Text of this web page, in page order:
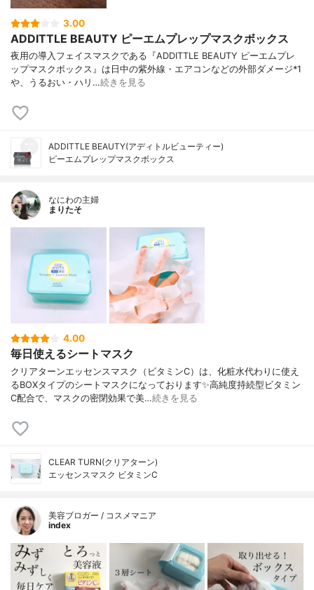
3.00
ADDITTLE BEAUTY ピーエムプレップマスクボックス
夜用の導入フェイスマスクである『ADDITTLE BEAUTY ピーエムプレ
ップマスクボックス』は日中の紫外線・エアコンなどの外部ダメージ*1
や、うるおい・ハリ…続きを見る
ADDITTLE BEAUTY(アディトルビューティー)
ピーエムプレップマスクボックス
なにわの主婦
まりたそ
4.00
毎日使えるシートマスク
クリアターンエッセンスマスク（ビタミンC）は、化粧水代わりに使え
るBOXタイプのシートマスクになっております✨高純度持続型ビタミン
C配合で、マスクの密閉効果で美…続きを見る
CLEAR TURN(クリアターン)
エッセンスマスク ビタミンC
美容ブロガー / コスメマニア
index